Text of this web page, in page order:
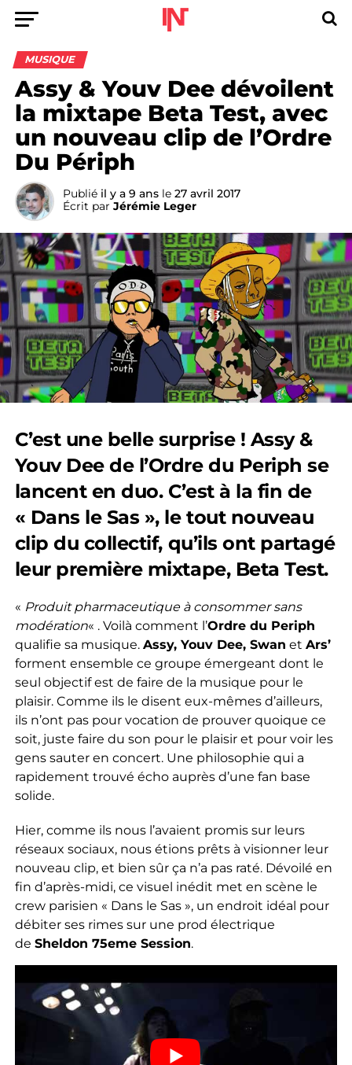
MUSIQUE
Assy & Youv Dee dévoilent
la mixtape Beta Test, avec
un nouveau clip de l’Ordre
Du Périph
Publié il y a 9 ans le 27 avril 2017
Écrit par Jérémie Leger
C’est une belle surprise ! Assy &
Youv Dee de l’Ordre du Periph se
lancent en duo. C’est à la fin de
« Dans le Sas », le tout nouveau
clip du collectif, qu’ils ont partagé
leur première mixtape, Beta Test.
« Produit pharmaceutique à consommer sans
modération« . Voilà comment l’Ordre du Periph
qualifie sa musique. Assy, Youv Dee, Swan et Ars’
forment ensemble ce groupe émergeant dont le
seul objectif est de faire de la musique pour le
plaisir. Comme ils le disent eux-mêmes d’ailleurs,
ils n’ont pas pour vocation de prouver quoique ce
soit, juste faire du son pour le plaisir et pour voir les
gens sauter en concert. Une philosophie qui a
rapidement trouvé écho auprès d’une fan base
solide.
Hier, comme ils nous l’avaient promis sur leurs
réseaux sociaux, nous étions prêts à visionner leur
nouveau clip, et bien sûr ça n’a pas raté. Dévoilé en
fin d’après-midi, ce visuel inédit met en scène le
crew parisien « Dans le Sas », un endroit idéal pour
débiter ses rimes sur une prod électrique
de Sheldon 75eme Session.